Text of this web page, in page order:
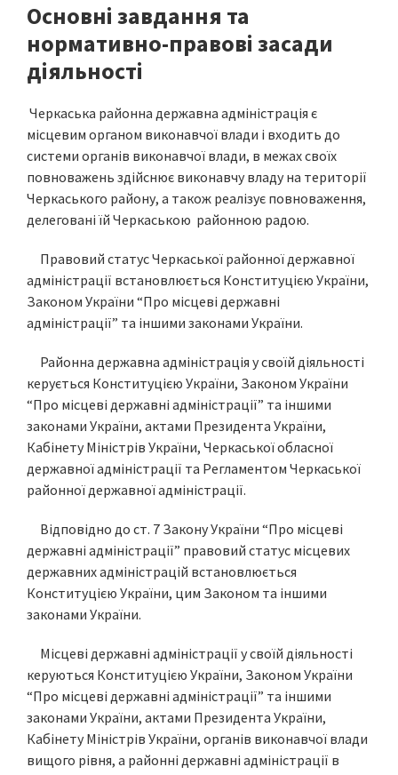
Основні завдання та
нормативно-правові засади
діяльності
Черкаська районна державна адміністрація є
місцевим органом виконавчої влади і входить до
системи органів виконавчої влади, в межах своїх
повноважень здійснює виконавчу владу на території
Черкаського району, а також реалізує повноваження,
делеговані їй Черкаською районною радою.
Правовий статус Черкаської районної державної
адміністрації встановлюється Конституцією України,
Законом України “Про місцеві державні
адміністрації” та іншими законами України.
Районна державна адміністрація у своїй діяльності
керується Конституцією України, Законом України
“Про місцеві державні адміністрації” та іншими
законами України, актами Президента України,
Кабінету Міністрів України, Черкаської обласної
державної адміністрації та Регламентом Черкаської
районної державної адміністрації.
Відповідно до ст. 7 Закону України “Про місцеві
державні адміністрації” правовий статус місцевих
державних адміністрацій встановлюється
Конституцією України, цим Законом та іншими
законами України.
Місцеві державні адміністрації у своїй діяльності
керуються Конституцією України, Законом України
“Про місцеві державні адміністрації” та іншими
законами України, актами Президента України,
Кабінету Міністрів України, органів виконавчої влади
вищого рівня, а районні державні адміністрації в